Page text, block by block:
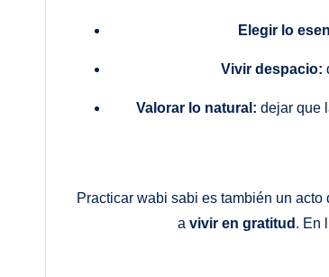
Elegir lo
Vivir despacio:
Valorar lo natural: dejar que
Practicar wabi sabi es también un
avivir en gratitud . En